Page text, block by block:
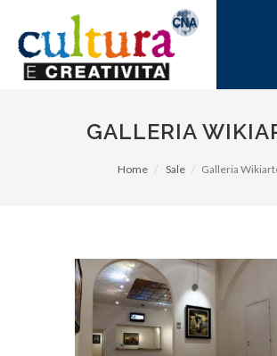
GALLERIA
Home Sale Galleria